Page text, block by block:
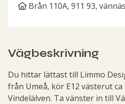
Brån 110A, 911 93,
Vägbeskrivning
Du hittar lättast till Limmo
från Umeå, kör E12 västerut
Vindelälven. Ta vänster in till